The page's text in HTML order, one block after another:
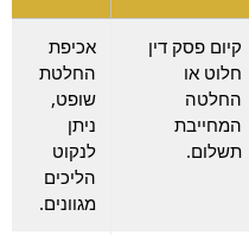
קיום פסק דין
חלוט או
החלטה
המחייבת
תשלום.
אכיפת
החלטת
שופט,
ניתן
לנקוט
הליכים
מגוונים.